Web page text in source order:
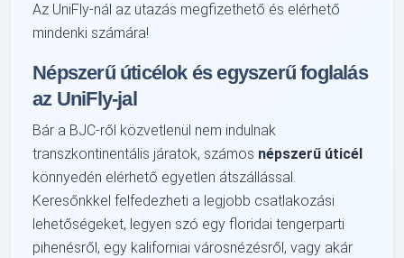
Az UniFly-nál az utazás megfizethető és elérhető
mindenki számára!
Népszerű úticélok és egyszerű foglalás
az UniFly-jal
Bár a BJC-ről közvetlenül nem indulnak
transzkontinentális járatok, számos népszerű úticél
könnyedén elérhető egyetlen átszállással.
Keresőnkkel felfedezheti a legjobb csatlakozási
lehetőségeket, legyen szó egy floridai tengerparti
pihenésről, egy kaliforniai városnézésről, vagy akár